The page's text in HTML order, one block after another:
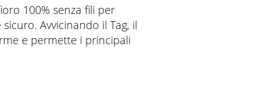
100% senza fili per
Avvicinando il Tag, il
e permette i principali